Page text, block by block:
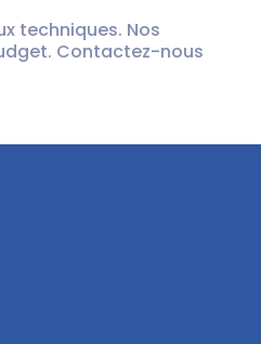
techniques. Nos
Contactez-nous